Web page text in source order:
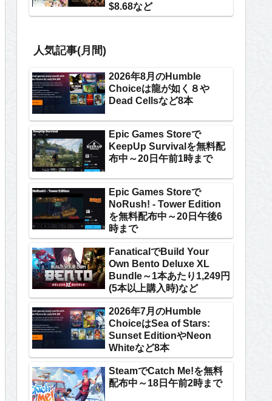
$8.68など
人気記事(月間)
2026年8月のHumble
Choiceは龍が如く８や
Dead Cellsなど8本
Epic Games Storeで
KeepUp Survivalを無料配
布中～20日午前1時まで
Epic Games Storeで
NoRush! - Tower Edition
を無料配布中～20日午後6
時まで
FanaticalでBuild Your
Own Bento Deluxe XL
Bundle～1本あたり1,249円
(5本以上購入時)など
2026年7月のHumble
ChoiceはSea of Stars:
Sunset EditionやNeon
Whiteなど8本
SteamでCatch Me!を無料
配布中～18日午前2時まで